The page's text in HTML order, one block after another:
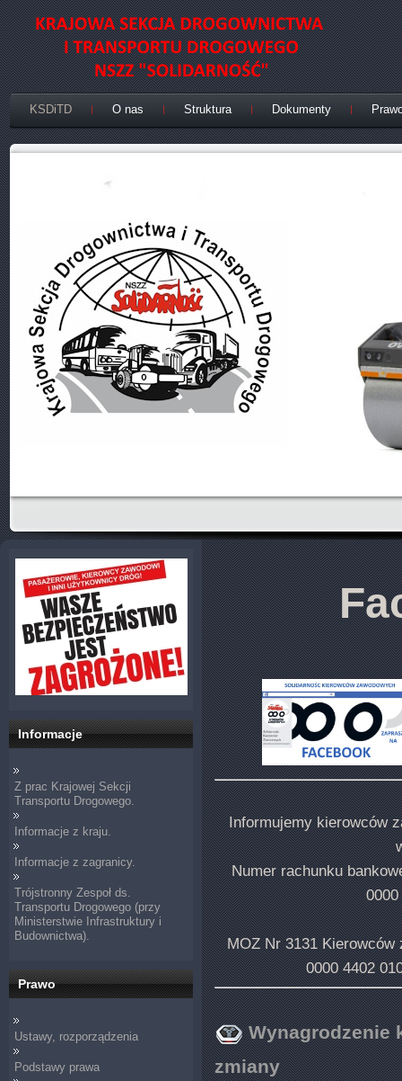
KSDiTD O nas Struktura Dokumenty
Informacje
Z prac Krajowej Sekcji
Transportu Drogowego.
Informacje z kraju.
Informacje z zagranicy.
Trójstronny Zespoł ds.
Transportu Drogowego (przy
Ministerstwie Infrastruktury i
Budownictwa).
Prawo
Ustawy, rozporządzenia
Podstawy prawa
Informujemy kierowców
Numer rachunku
MOZ Nr 3131
0000 4402
Wynagrodzenie
zmiany